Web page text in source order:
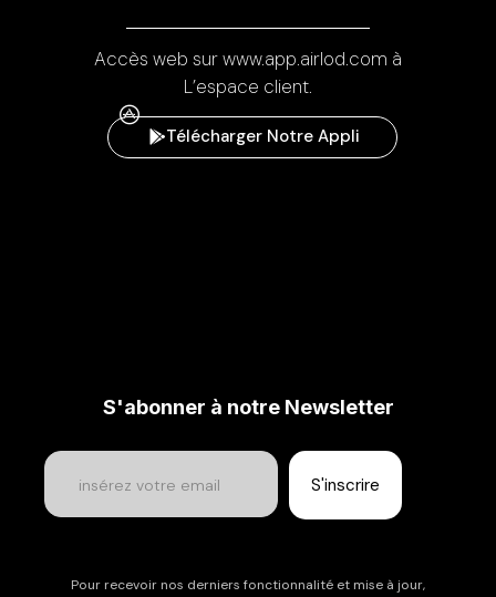
Accès web sur www.app.airlod.com à
L’espace client.
Télécharger Notre Appli
S'abonner à notre Newsletter
Pour recevoir nos derniers fonctionnalité et mise à jour,